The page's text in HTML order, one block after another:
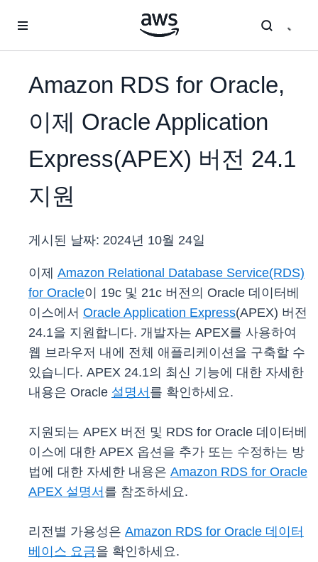
Amazon RDS for Oracle,
이제 Oracle Application
Express(APEX) 버전 24.1
지원
게시된 날짜: 2024년 10월 24일
이제 Amazon Relational Database Service(RDS)
for Oracle이 19c 및 21c 버전의 Oracle 데이터베
이스에서 Oracle Application Express(APEX) 버전
24.1을 지원합니다. 개발자는 APEX를 사용하여
웹 브라우저 내에 전체 애플리케이션을 구축할 수
있습니다. APEX 24.1의 최신 기능에 대한 자세한
내용은 Oracle 설명서 를 확인하세요.
지원되는 APEX 버전 및 RDS for Oracle 데이터베
이스에 대한 APEX 옵션을 추가 또는 수정하는 방
법에 대한 자세한 내용은 Amazon RDS for Oracle
APEX 설명서 를 참조하세요.
리전별 가용성은 Amazon RDS for Oracle 데이터
베이스 요금을 확인하세요.